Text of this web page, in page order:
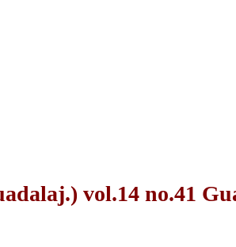
vol.14 no.41